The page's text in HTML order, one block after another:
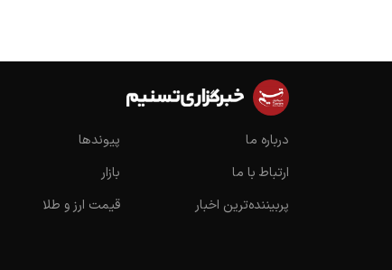
درباره ما
ارتباط با ما
پربیننده‌ترین اخبار
پیوندها
بازار
قیمت ارز و طلا